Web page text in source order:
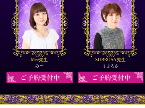
Mee先生
みー
SUBROSA先生
すぶろさ